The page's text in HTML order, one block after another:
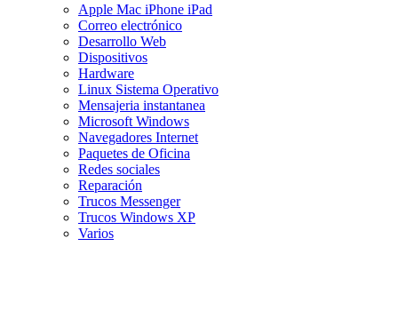
Apple Mac iPhone iPad
Correo electrónico
Desarrollo Web
Dispositivos
Hardware
Linux Sistema Operativo
Mensajeria instantanea
Microsoft Windows
Navegadores Internet
Paquetes de Oficina
Redes sociales
Reparación
Trucos Messenger
Trucos Windows XP
Varios